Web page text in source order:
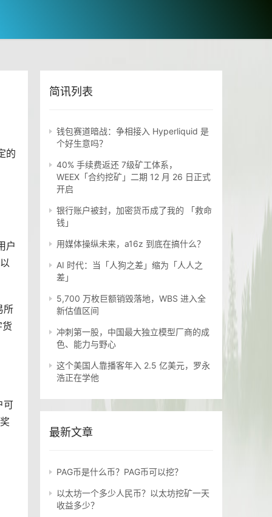
的
户
所
可
简讯列表
钱包赛道暗战：争相接入 Hyperliquid 是
个好生意吗？
40% 手续费返还 7级矿工体系，
WEEX「合约挖矿」二期 12 月 26 日正式
开启
银行账户被封，加密货币成了我的 「救命
钱」
用媒体操纵未来，a16z 到底在搞什么？
AI 时代：当「人狗之差」缩为「人人之
差」
5,700 万枚巨额销毁落地，WBS 进入全
新估值区间
冲刺第一股，中国最大独立模型厂商的成
色、能力与野心
这个美国人靠播客年入 2.5 亿美元，罗永
浩正在学他
最新文章
PAG币是什么币？PAG币可以挖？
以太坊一个多少人民币？以太坊挖矿一天
收益多少？